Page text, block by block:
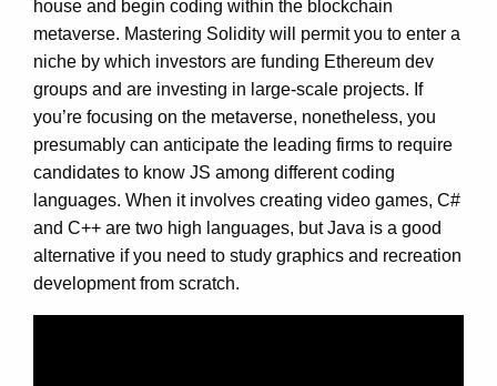
house and begin coding within the blockchain
metaverse. Mastering Solidity will permit you to enter a
niche by which investors are funding Ethereum dev
groups and are investing in large-scale projects. If
you’re focusing on the metaverse, nonetheless, you
presumably can anticipate the leading firms to require
candidates to know JS among different coding
languages. When it involves creating video games, C#
and C++ are two high languages, but Java is a good
alternative if you need to study graphics and recreation
development from scratch.